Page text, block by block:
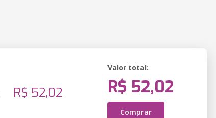
R$ 52,02
Valor total:
R$ 52,02
Comprar